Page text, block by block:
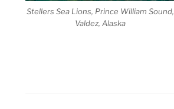
Stellers Sea Lions, Prince William Sound,
Valdez, Alaska